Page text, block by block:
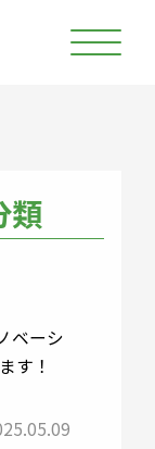
類
ベーシ
す！